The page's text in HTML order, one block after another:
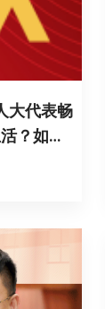
？如何